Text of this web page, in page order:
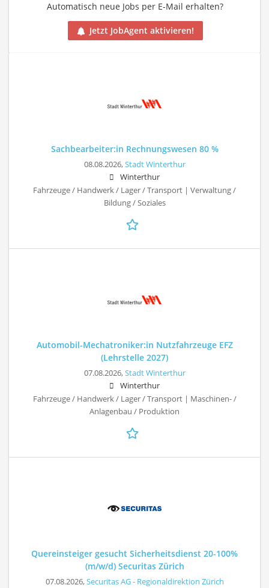
Automatisch neue Jobs per E-Mail erhalten?
Jetzt JobAgent aktivieren!
Sachbearbeiter:in Rechnungswesen 80 %
08.08.2026,Stadt Winterthur
Winterthur
Fahrzeuge / Handwerk / Lager / Transport | Verwaltung /
Bildung / Soziales
Automobil-Mechatroniker:in Nutzfahrzeuge EFZ
(Lehrstelle 2027)
07.08.2026,Stadt Winterthur
Winterthur
Fahrzeuge / Handwerk / Lager / Transport | Maschinen- /
Anlagenbau / Produktion
Quereinsteiger gesucht Sicherheitsdienst 20-100%
(m/w/d) Securitas Zürich
07.08.2026,Securitas AG - Regionaldirektion Zürich